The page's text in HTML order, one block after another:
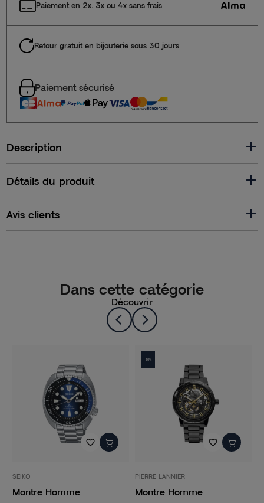
Paiement en 2x, 3x ou 4x sans frais
Retour gratuit en bijouterie sous 30 jours
Paiement sécurisé
Description
Détails du produit
Avis clients
Dans cette catégorie
Découvrir
favorite_border
SEIKO
Montre Homme
favorite_border
PIERRE LANNIER
Montre Homme
-30%